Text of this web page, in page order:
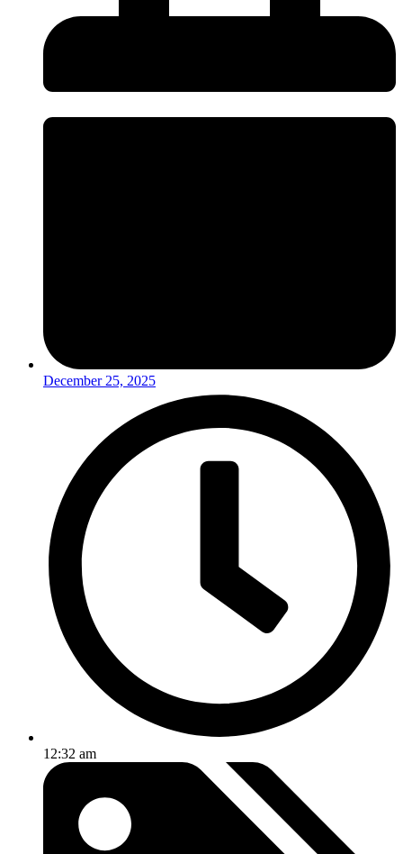
December 25, 2025
12:32 am